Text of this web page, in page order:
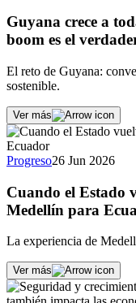
Guyana crece a
boom es el
El reto de Guyana:
sostenible.
Ver más
Progreso26 Jun 2026
Cuando el Estado
Medellín para
La experiencia de
Ver más